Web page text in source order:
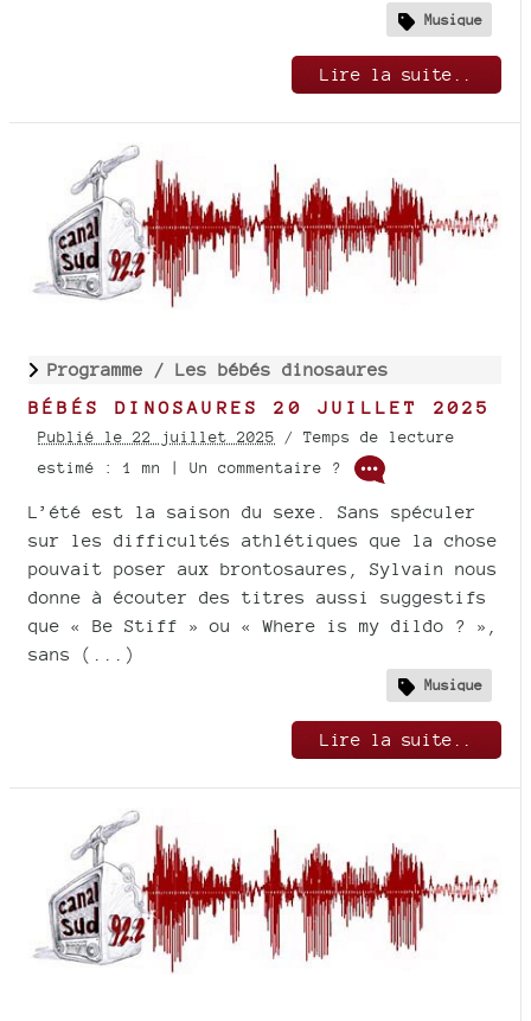
Musique
Lire la suite..
Programme / Les bébés dinosaures
BÉBÉS DINOSAURES 20 JUILLET 2025
Publié le 22 juillet 2025 / Temps de lecture
estimé : 1 mn | Un commentaire ?
L’été est la saison du sexe. Sans spéculer
sur les difficultés athlétiques que la chose
pouvait poser aux brontosaures, Sylvain nous
donne à écouter des titres aussi suggestifs
que « Be Stiff » ou « Where is my dildo ? »,
sans (...)
Musique
Lire la suite..